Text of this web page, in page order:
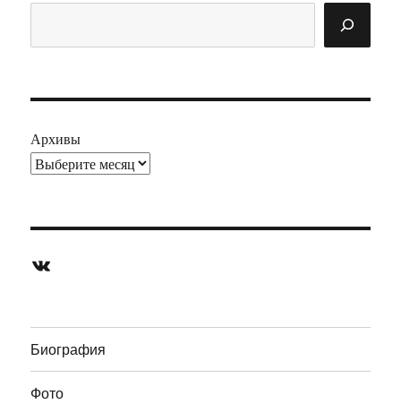
Архивы
ВКонтакте
Биография
Фото